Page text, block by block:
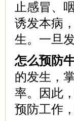
止感冒、
诱发本病
生。一旦
怎么预防
的发生，
率。因此
预防工作